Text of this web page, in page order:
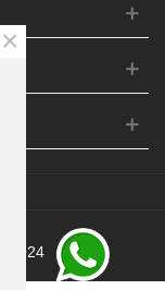
2024
×